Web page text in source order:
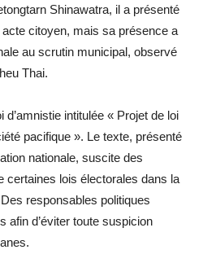
Shinawatra, il a présenté
citoyen, mais sa présence a
au scrutin municipal, observé
Thai.
intitulée « Projet de loi
pacifique ». Le texte, présenté
nationale, suscite des
certaines lois électorales dans la
responsables politiques
afin d’éviter toute suspicion